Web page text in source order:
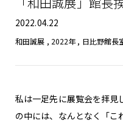
2022.04.22
和田誠展 , 2022年, 日比野館長
私は一足先に展覧会を拝見
の中には、なんとなく「こ